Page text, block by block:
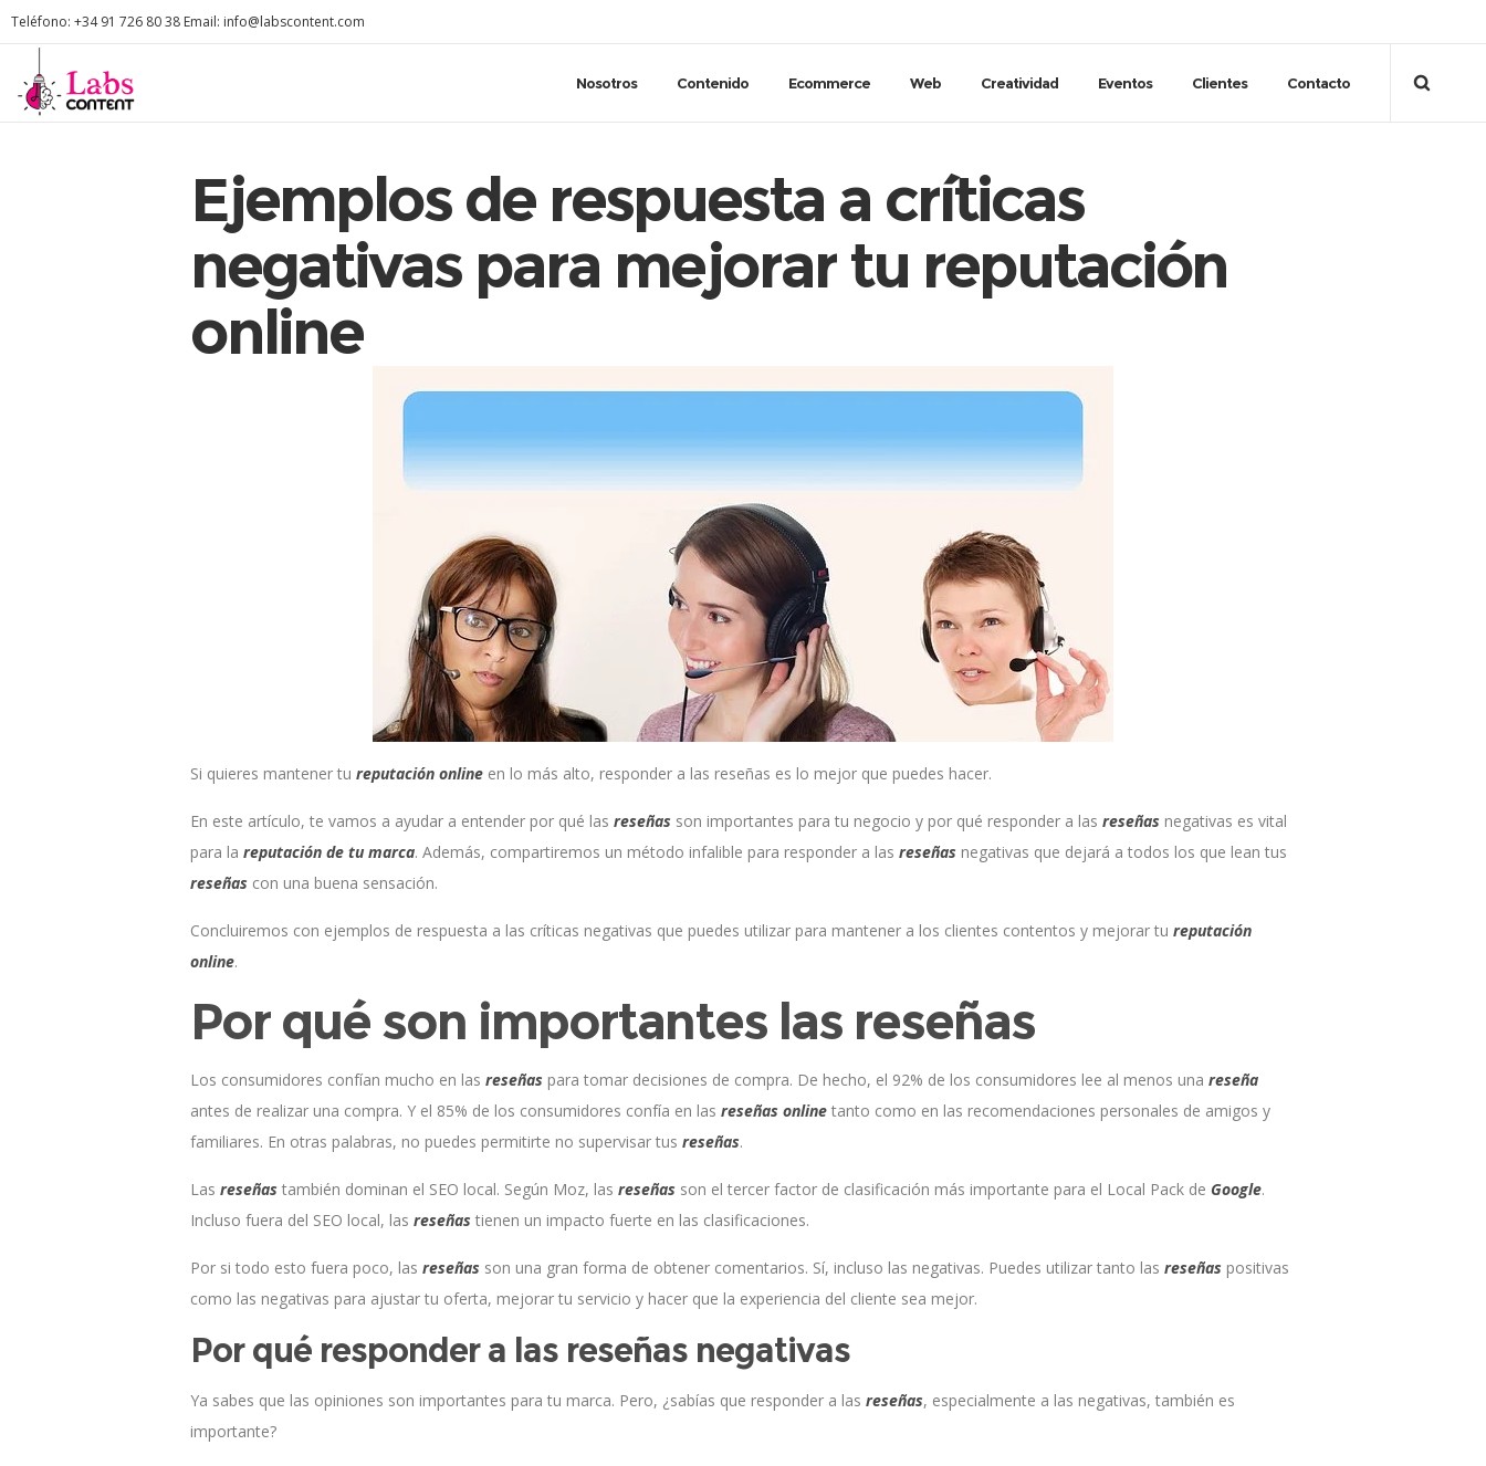
Teléfono: +34 91 726 80 38 Email: info@labscontent.com
Nosotros Contenido Ecommerce Web Creatividad Eventos Clientes Contacto
Ejemplos de respuesta a críticas
negativas para mejorar tu reputación
online
Si quieres mantener tu reputación online en lo más alto, responder a las reseñas es lo mejor que puedes hacer.
En este artículo, te vamos a ayudar a entender por qué las reseñas son importantes para tu negocio y por qué responder a las reseñas negativas es vital
para la reputación de tu marca. Además, compartiremos un método infalible para responder a las reseñas negativas que dejará a todos los que lean tus
reseñas con una buena sensación.
Concluiremos con ejemplos de respuesta a las críticas negativas que puedes utilizar para mantener a los clientes contentos y mejorar tu reputación
online.
Por qué son importantes las reseñas
Los consumidores confían mucho en las reseñas para tomar decisiones de compra. De hecho, el 92% de los consumidores lee al menos una reseña
antes de realizar una compra. Y el 85% de los consumidores confía en las reseñas online tanto como en las recomendaciones personales de amigos y
familiares. En otras palabras, no puedes permitirte no supervisar tus reseñas.
Las reseñas también dominan el SEO local. Según Moz, las reseñas son el tercer factor de clasificación más importante para el Local Pack de Google.
Incluso fuera del SEO local, las reseñas tienen un impacto fuerte en las clasificaciones.
Por si todo esto fuera poco, las reseñas son una gran forma de obtener comentarios. Sí, incluso las negativas. Puedes utilizar tanto las reseñas positivas
como las negativas para ajustar tu oferta, mejorar tu servicio y hacer que la experiencia del cliente sea mejor.
Por qué responder a las reseñas negativas
Ya sabes que las opiniones son importantes para tu marca. Pero, ¿sabías que responder a las reseñas, especialmente a las negativas, también es
importante?